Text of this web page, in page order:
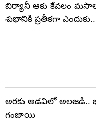
బిర్యానీ ఆకు కేవలం
శుభానికి ప్రతీకగా ఎందుకు..
అరకు అడవిలో అలజడి..
గంజాయి